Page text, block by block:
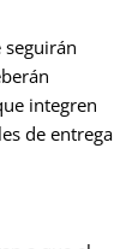
seguirán
integren
de entrega